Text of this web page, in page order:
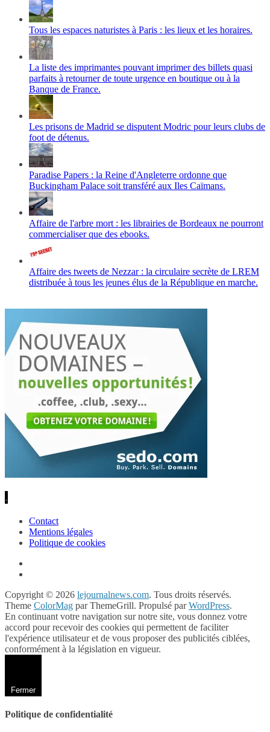
Tous les espaces naturistes à Paris : les lieux et les horaires.
La liste des imprimantes pouvant imprimer des billets quasi
parfaits à retourner de toute urgence en boutique ou à la
Banque de France.
Les prisons de Madrid se disputent Modric pour leurs clubs de
foot de détenus.
Paradise Papers : la Reine d'Angleterre ordonne que
Buckingham Palace soit transféré aux Iles Caïmans.
Affaire de l'arbre mort : les librairies de Bordeaux ne pourront
commercialiser que des ebooks.
Affaire des tweets de Nezzar : la circulaire secrète de LREM
distribuée à tous les jeunes élus de la République en marche.
.
Contact
Mentions légales
Politique de cookies
Copyright © 2026 lejournalnews.com. Tous droits réservés.
Theme ColorMag par ThemeGrill. Propulsé parWordPress.
En continuant votre navigation sur notre site, vous donnez votre
accord pour recevoir des cookies qui permettent de faciliter
l'expérience utilisateur et de vous proposer des publicités ciblées,
conformément à la législation en vigueur.
Fermer
Politique de confidentialité